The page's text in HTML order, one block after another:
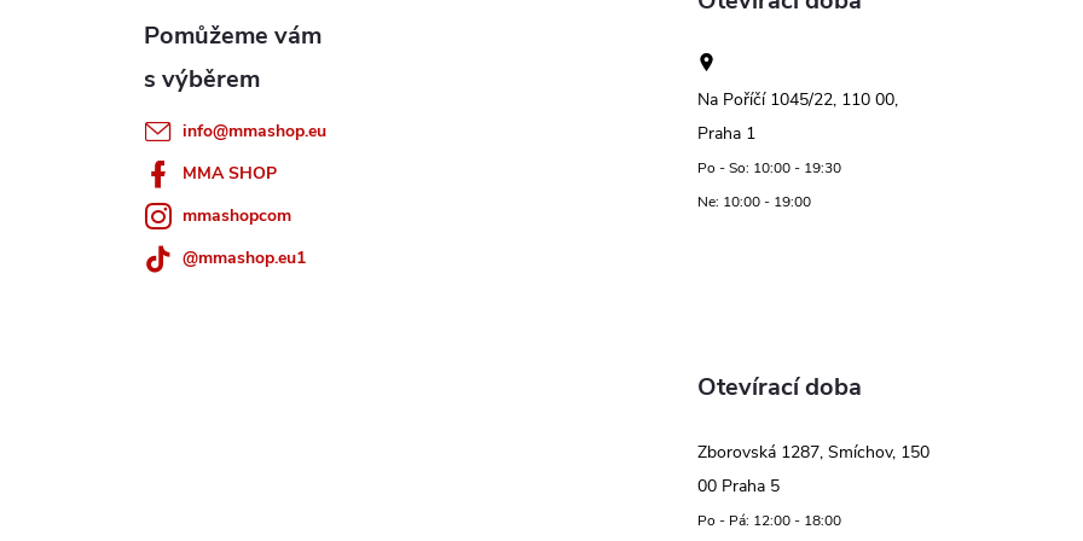
info@mmashop.eu
MMA SHOP
mmashopcom
@mmashop.eu1
Na Poříčí 1045/22, 110 00,
Praha 1
Po - So: 10:00 - 19:30
Ne: 10:00 - 19:00
Otevírací doba
Zborovská 1287, Smíchov, 150
00 Praha 5
Po - Pá: 12:00 - 18:00